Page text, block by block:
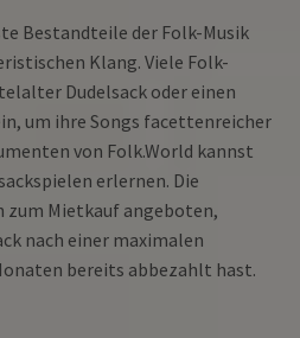
Bestandteile der Folk-Musik
Klang. Viele Folk-
Dudelsack oder einen
um ihre Songs facettenreicher
von Folk.World kannst
erlernen. Die
zum Mietkauf angeboten,
nach einer maximalen
bereits abbezahlt hast.